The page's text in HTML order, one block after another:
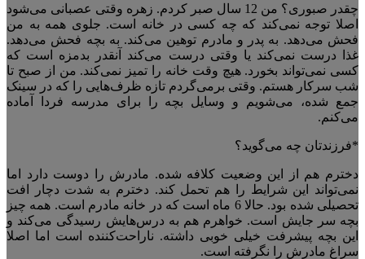
چقدر صبوری؟ من 12 سال صبر کردم. زهره وقتی عصبانی می‌شود
اصلا توجه نمی‌کند که چه کسی در خانه است. جلوی همه به من
فحش می‌دهد. به پدر و مادرم توهین می‌کند. به بچه فحش می‌دهد.
غذا درست نمی‌کند یا وقتی درست می‌کند آنقدر بدمزه است که
کسی نمی‌تواند بخورد. هیچ وقت خانه را تمیز نمی‌کند. من از صبح تا
شب سرکار هستم. وقتی برمی‌گردم تازه ظرف‌هایی را که در سینک
جمع شده، می‌شویم و وسایل بچه را برای مدرسه فردا آماده
می‌کنم.
*فرزندتان چه می‌گوید؟
دخترم هم از این وضعیت کلافه شده. مادرش را دوست دارد اما
نمی‌تواند این شرایط را هم تحمل کند. دخترم به شدت دچار افت
تحصیلی شده بود. حالا 6 ماه است که در خانه مادرم است. همه چیز
بچه سر جایش است. خواهرم هم به درس‌هایش رسیدگی می‌کند و
این بچه پیشرفت خیلی خوبی داشته. ناراحت‌کننده است اما اصلا
سراغ مادرش را نگرفته است.